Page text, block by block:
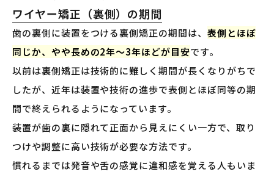
ワイヤー矯正（裏側）の期間
歯の裏側に装置をつける裏側矯正の期間は、 表側とほぼ
同じか、やや長めの2年〜3年ほどが目安です。
以前は裏側矯正は技術的に難しく期間が長くなりがちで
したが、近年は装置や技術の進歩で表側とほぼ同等の期
間で終えられるようになっています。
装置が歯の裏に隠れて正面から見えにくい一方で、取り
つけや調整に高い技術が必要な方法です。
慣れるまでは発音や舌の感覚に違和感を覚える人もいま